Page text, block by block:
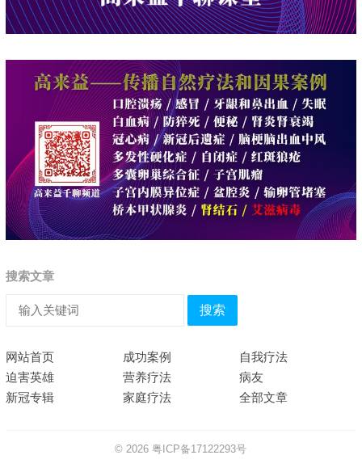
搜索文章
搜索
网站首页 成功案例
自我疗法
迫害英雄
营养疗法
病友
新冠专辑
家庭疗法 全部文章
© 2026粤ICP备17122293号